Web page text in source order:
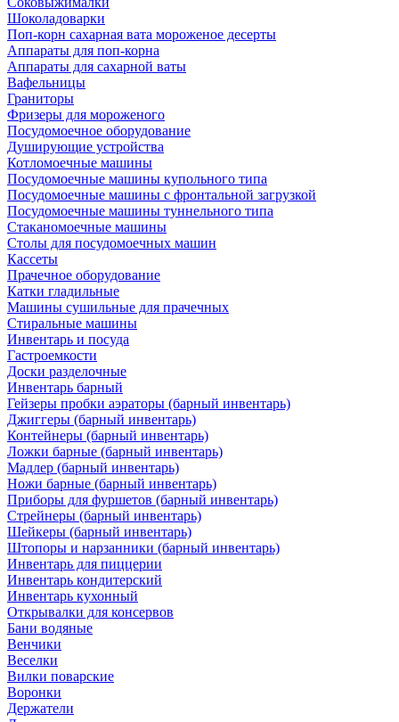
Шоколадоварки
Поп-корн сахарная вата мороженое десерты
Аппараты для поп-корна
Аппараты для сахарной ваты
Вафельницы
Граниторы
Фризеры для мороженого
Посудомоечное оборудование
Душирующие устройства
Котломоечные машины
Посудомоечные машины купольного типа
Посудомоечные машины с фронтальной загрузкой
Посудомоечные машины туннельного типа
Стаканомоечные машины
Столы для посудомоечных машин
Кассеты
Прачечное оборудование
Катки гладильные
Машины сушильные для прачечных
Стиральные машины
Инвентарь и посуда
Гастроемкости
Доски разделочные
Инвентарь барный
Гейзеры пробки аэраторы (барный инвентарь)
Джиггеры (барный инвентарь)
Контейнеры (барный инвентарь)
Ложки барные (барный инвентарь)
Мадлер (барный инвентарь)
Ножи барные (барный инвентарь)
Приборы для фуршетов (барный инвентарь)
Стрейнеры (барный инвентарь)
Шейкеры (барный инвентарь)
Штопоры и нарзанники (барный инвентарь)
Инвентарь для пиццерии
Инвентарь кондитерский
Инвентарь кухонный
Открывалки для консервов
Бани водяные
Венчики
Веселки
Вилки поварские
Воронки
Держатели